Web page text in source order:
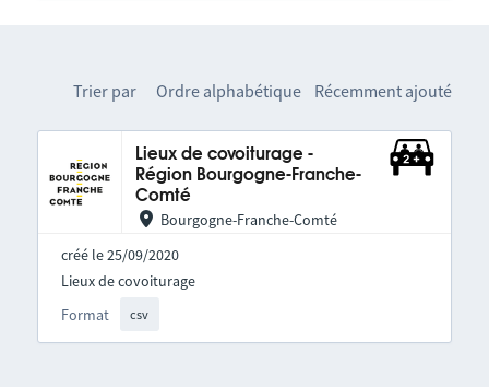
Trier par Ordre alphabétique Récemment ajouté
Lieux de covoiturage -
Région Bourgogne-Franche-
Comté
Bourgogne-Franche-Comté
créé le 25/09/2020
Format csv
Lieux de covoiturage